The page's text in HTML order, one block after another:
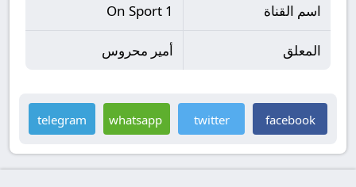
اسم القناة On Sport 1
المعلق أمير محروس
facebook
twitter
whatsapp
telegram